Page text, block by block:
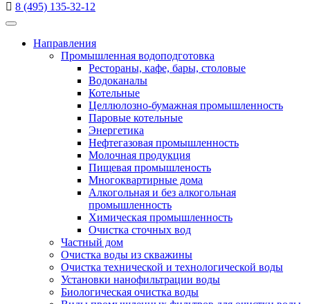
8 (495) 135-32-12
Направления
Промышленная водоподготовка
Рестораны, кафе, бары, столовые
Водоканалы
Котельные
Целлюлозно-бумажная промышленность
Паровые котельные
Энергетика
Нефтегазовая промышленность
Молочная продукция
Пищевая промышленость
Многоквартирные дома
Алкогольная и без алкогольная
промышленность
Химическая промышленность
Очистка сточных вод
Частный дом
Очистка воды из скважины
Очистка технической и технологической воды
Установки нанофильтрации воды
Биологическая очистка воды